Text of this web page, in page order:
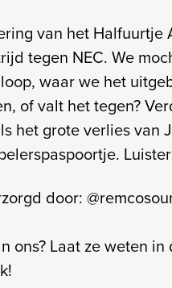
van het Halfuurtje
tegen NEC. We
waar we het
of valt het tegen?
het grote verlies van
door:
ons? Laat ze weten